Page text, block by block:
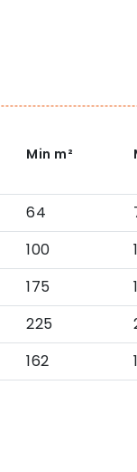
Min m²
64
100
175
225
162